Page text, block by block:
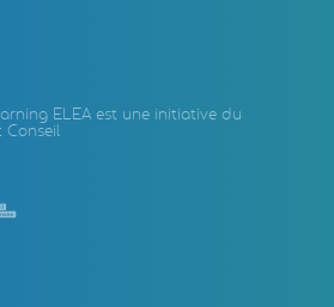
ELEA est une initiative du
Conseil